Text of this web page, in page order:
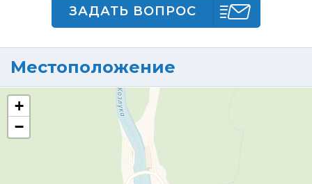
ЗАДАТЬ ВОПРОС
Местоположение
+
−